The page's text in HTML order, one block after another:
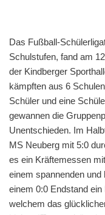
Das Fußball-
Schulstufen, fand am
der Kindberger
kämpften aus 6
Schüler und eine
gewannen die
Unentschieden. Im
MS Neuberg mit 5:0
es ein Kräftemessen
einem spannenden
einem 0:0 Endstand
welchem das